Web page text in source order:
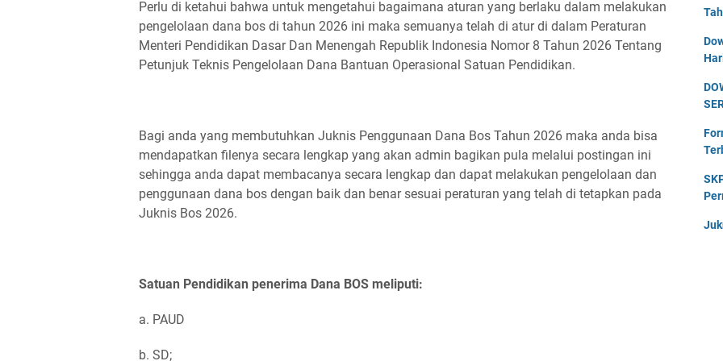
Perlu di ketahui bahwa untuk mengetahui bagaimana aturan yang berlaku dalam melakukan
pengelolaan dana bos di tahun 2026 ini maka semuanya telah di atur di dalam Peraturan
Menteri Pendidikan Dasar Dan Menengah Republik Indonesia Nomor 8 Tahun 2026 Tentang
Petunjuk Teknis Pengelolaan Dana Bantuan Operasional Satuan Pendidikan.
Bagi anda yang membutuhkan Juknis Penggunaan Dana Bos Tahun 2026 maka anda bisa
mendapatkan filenya secara lengkap yang akan admin bagikan pula melalui postingan ini
sehingga anda dapat membacanya secara lengkap dan dapat melakukan pengelolaan dan
penggunaan dana bos dengan baik dan benar sesuai peraturan yang telah di tetapkan pada
Juknis Bos 2026.
Satuan Pendidikan penerima Dana BOS meliputi:
a. PAUD
b. SD;